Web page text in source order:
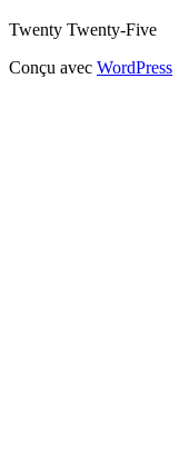
Twenty Twenty-Five
Conçu avec WordPress